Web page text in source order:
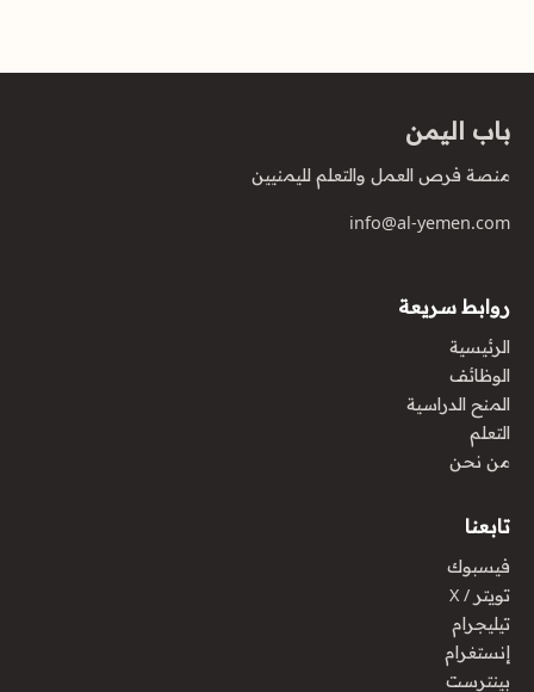
باب اليمن
منصة فرص العمل والتعلم لليمنيين
info@al-yemen.com
روابط سريعة
الرئيسية
الوظائف
المنح الدراسية
التعلم
من نحن
تابعنا
فيسبوك
تويتر / X
تيليجرام
إنستغرام
بينترست